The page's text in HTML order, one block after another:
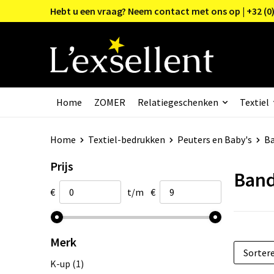
Hebt u een vraag? Neem contact met ons op | +32
Home ZOMER Relatiegeschenken Textiel
Home Textiel-bedrukken Peuters en Baby's
Prijs
€ t/m €
Merk
K-up (1)